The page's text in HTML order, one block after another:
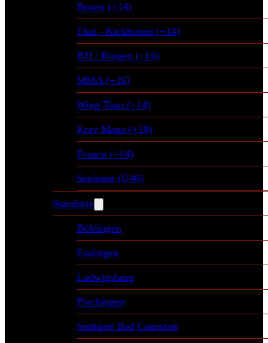
Boxen (+14)
Thai,- Kickboxen (+14)
BJJ / Ringen (+14)
MMA (+16)
Wing Tsun (+14)
Krav Maga (+18)
Frauen (+14)
Senioren (Ü40)
Standorte
Böblingen
Esslingen
Ludwigsburg
Plochingen
Stuttgart Bad Cannstatt